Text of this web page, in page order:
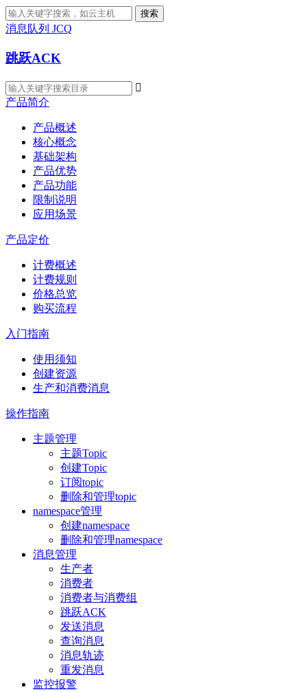
搜索
消息队列 JCQ
跳跃ACK

产品简介
产品概述
核心概念
基础架构
产品优势
产品功能
限制说明
应用场景
产品定价
计费概述
计费规则
价格总览
购买流程
入门指南
使用须知
创建资源
生产和消费消息
操作指南
主题管理
主题Topic
创建Topic
订阅topic
删除和管理topic
namespace管理
创建namespace
删除和管理namespace
消息管理
生产者
消费者
消费者与消费组
跳跃ACK
发送消息
查询消息
消息轨迹
重发消息
监控报警